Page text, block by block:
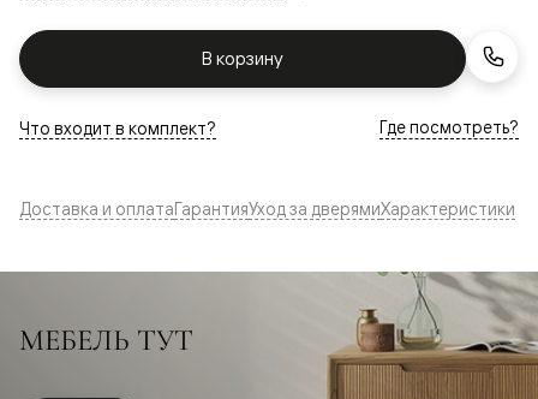
В корзину
Что входит в комплект? Где посмотреть?
Доставка и оплатаГарантияУход за дверямиХарактеристики
МЕБЕЛЬ ТУТ